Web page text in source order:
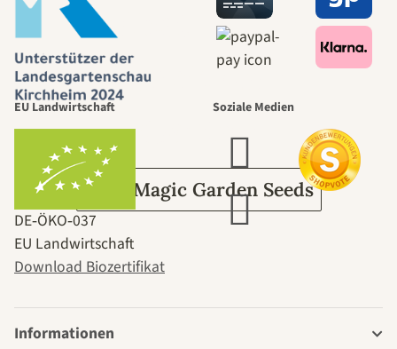
selbst führt
durch den
Garten
Über Magic Garden Seeds
EU Landwirtschaft
DE‑ÖKO‑037
EU Landwirtschaft
Download Biozertifikat
Soziale Medien
Informationen